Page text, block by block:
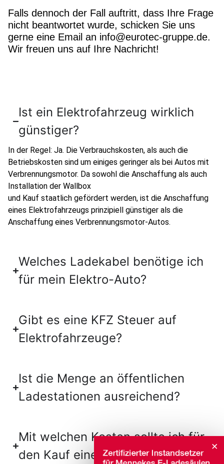
Falls dennoch der Fall auftritt, dass Ihre Frage
nicht beantwortet wurde, schicken Sie uns
gerne eine Email an info@eurotec-gruppe.de.
Wir freuen uns auf Ihre Nachricht!
Ist ein Elektrofahrzeug wirklich
günstiger?
In der Regel: Ja. Die Verbrauchskosten, als auch die
Betriebskosten sind um einiges geringer als bei Autos mit
Verbrennungsmotor. Da sowohl die Anschaffung als auch
Installation der Wallbox
und Kauf staatlich gefördert werden, ist die Anschaffung
eines Elektrofahrzeugs prinzipiell günstiger als die
Anschaffung eines Verbrennungsmotor-Autos.
Welches Ladekabel benötige ich
für mein Elektro-Auto?
Gibt es eine KFZ Steuer auf
Elektrofahrzeuge?
Ist die Menge an öffentlichen
Ladestationen ausreichend?
Mit welchen Kosten sollte ich für
den Kauf einer Wallbox rechnen?
×